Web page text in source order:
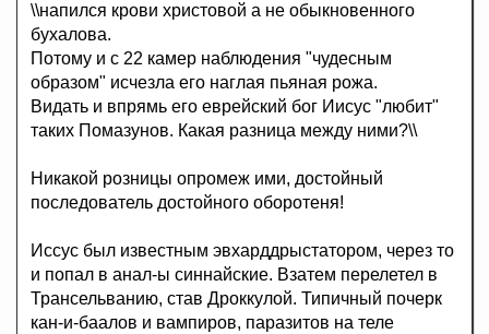
\\напился крови христовой а не обыкновенного
бухалова.
Потому и с 22 камер наблюдения "чудесным
образом" исчезла его наглая пьяная рожа.
Видать и впрямь его еврейский бог Иисус "любит"
таких Помазунов. Какая разница между ними?\\
Никакой розницы опромеж ими, достойный
последователь достойного оборотеня!
Иссус был известным эвхарддрыстатором, через то
и попал в анал-ы синнайские. Взатем перелетел в
Трансельванию, став Дроккулой. Типичный почерк
кан-и-баалов и вампиров, паразитов на теле